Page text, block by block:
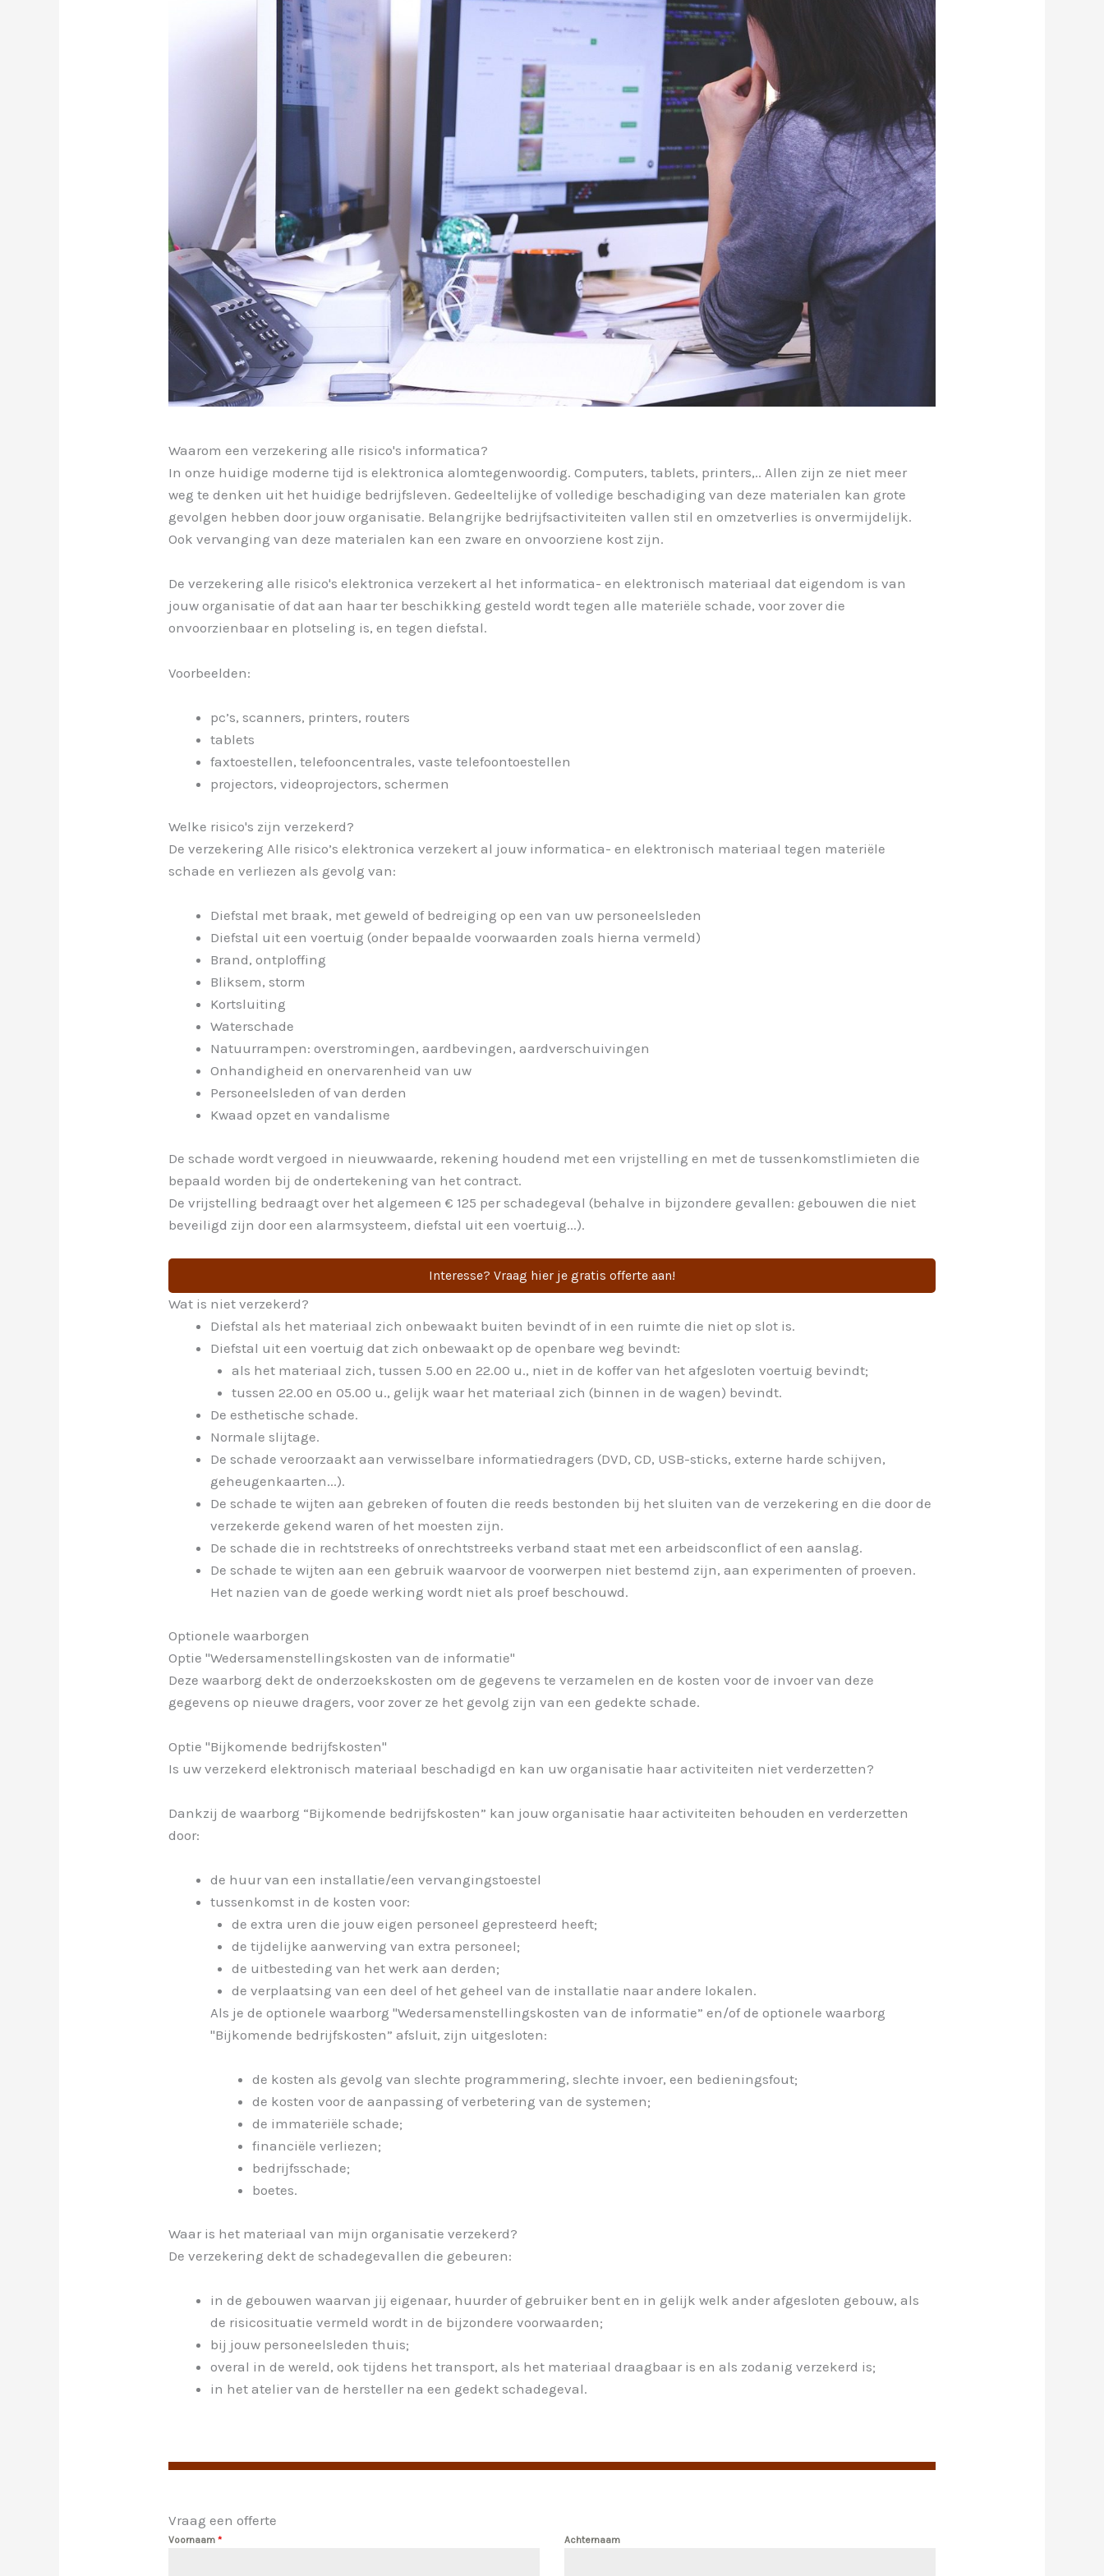
Waarom een verzekering alle risico's informatica?
In onze huidige moderne tijd is elektronica alomtegenwoordig. Computers, tablets, printers,.. Allen zijn ze niet meer
weg te denken uit het huidige bedrijfsleven. Gedeeltelijke of volledige beschadiging van deze materialen kan grote
gevolgen hebben door jouw organisatie. Belangrijke bedrijfsactiviteiten vallen stil en omzetverlies is onvermijdelijk.
Ook vervanging van deze materialen kan een zware en onvoorziene kost zijn.
De verzekering alle risico's elektronica verzekert al het informatica- en elektronisch materiaal dat eigendom is van
jouw organisatie of dat aan haar ter beschikking gesteld wordt tegenalle materiële schade, voor zover die
onvoorzienbaar en plotseling is, en tegen diefstal.
Voorbeelden:
pc’s, scanners, printers, routers
tablets
faxtoestellen, telefooncentrales, vaste telefoontoestellen
projectors, videoprojectors, schermen
Welke risico's zijn verzekerd?
De verzekering Alle risico’s elektronica verzekert al jouw informatica- en elektronisch materiaal tegen materiële
schade en verliezenals gevolg van:
Diefstal met braak, met geweld of bedreiging op een van uw personeelsleden
Diefstal uit een voertuig (onder bepaalde voorwaarden zoals hierna vermeld)
Brand, ontploffing
Bliksem, storm
Kortsluiting
Waterschade
Natuurrampen: overstromingen, aardbevingen, aardverschuivingen
Onhandigheid en onervarenheid van uw
Personeelsleden of van derden
Kwaad opzet en vandalisme
De schade wordt vergoed in nieuwwaarde, rekening houdend met een vrijstelling en met de tussenkomstlimieten die
bepaald worden bij de ondertekening van het contract.
De vrijstelling bedraagt over het algemeen € 125 per schadegeval (behalve in bijzondere gevallen: gebouwen die niet
beveiligd zijn door een alarmsysteem, diefstal uit een voertuig...).
Interesse? Vraag hier je gratis offerte aan!
Wat is niet verzekerd?
Diefstal als het materiaal zich onbewaakt buiten bevindt of in een ruimte die niet op slot is.
Diefstal uit een voertuig dat zich onbewaakt op de openbare weg bevindt:
als het materiaal zich, tussen 5.00 en 22.00 u., niet in de koffer van het afgesloten voertuig bevindt;
tussen 22.00 en 05.00 u., gelijk waar het materiaal zich (binnen in de wagen) bevindt.
De esthetische schade.
Normale slijtage.
De schade veroorzaakt aan verwisselbare informatiedragers (DVD, CD, USB-sticks, externe harde schijven,
geheugenkaarten...).
De schade te wijten aan gebreken of fouten die reeds bestonden bij het sluiten van de verzekering en die door de
verzekerde gekend waren of het moesten zijn.
De schade die in rechtstreeks of onrechtstreeks verband staat met een arbeidsconflict of een aanslag.
De schade te wijten aan een gebruik waarvoor de voorwerpen niet bestemd zijn, aan experimenten of proeven.
Het nazien van de goede werking wordt niet als proef beschouwd.
Optionele waarborgen
Optie "Wedersamenstellingskosten van de informatie"
Deze waarborg dekt de onderzoekskosten om de gegevens te verzamelen en de kosten voor de invoer van deze
gegevens op nieuwe dragers, voor zover ze het gevolg zijn van een gedekte schade.
Optie "Bijkomende bedrijfskosten"
Is uw verzekerd elektronisch materiaal beschadigd en kan uw organisatie haar activiteiten niet verderzetten?
Dankzij de waarborg “Bijkomende bedrijfskosten” kan jouw organisatie haar activiteiten behouden en verderzetten
door:
de huur van een installatie/een vervangingstoestel
tussenkomst in de kosten voor:
de extra uren die jouw eigen personeel gepresteerd heeft;
de tijdelijke aanwerving van extra personeel;
de uitbesteding van het werk aan derden;
de verplaatsing van een deel of het geheel van de installatie naar andere lokalen.
Als je de optionele waarborg "Wedersamenstellingskosten van de informatie” en/of de optionele waarborg
"Bijkomende bedrijfskosten” afsluit, zijn uitgesloten:
de kosten als gevolg van slechte programmering, slechte invoer, een bedieningsfout;
de kosten voor de aanpassing of verbetering van de systemen;
de immateriële schade;
financiële verliezen;
bedrijfsschade;
boetes.
Waar is het materiaal van mijn organisatie verzekerd?
De verzekering dekt de schadegevallen die gebeuren:
in de gebouwen waarvan jijeigenaar, huurder of gebruiker bent en in gelijk welk ander afgesloten gebouw, als
de risicosituatie vermeld wordt in de bijzondere voorwaarden;
bij jouw personeelsledenthuis;
overal in de wereld, ook tijdens het transport, als het materiaal draagbaar is en als zodanig verzekerd is;
in hetatelier van de hersteller na een gedekt schadegeval.
Vraag een offerte
Voornaam* Achternaam